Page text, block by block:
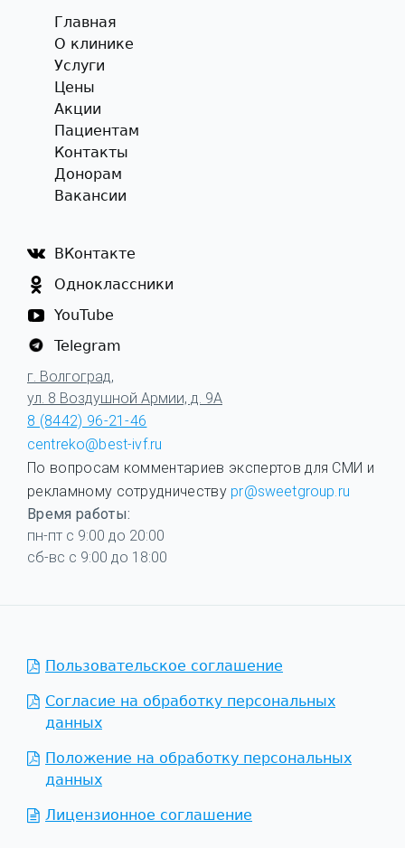
Главная
О клинике
Услуги
Цены
Акции
Пациентам
Контакты
Донорам
Вакансии
ВКонтакте
Одноклассники
YouTube
Telegram
г. Волгоград,
ул. 8 Воздушной Армии, д. 9А
8 (8442) 96-21-46
centreko@best-ivf.ru
По вопросам комментариев экспертов для СМИ и
рекламному сотрудничеству pr@sweetgroup.ru
Время работы:
пн-пт с 9:00 до 20:00
сб-вс с 9:00 до 18:00
Пользовательское соглашение
Согласие на обработку персональных
данных
Положение на обработку персональных
данных
Лицензионное соглашение